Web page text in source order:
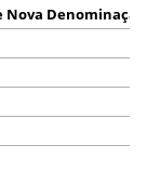
Nova Denominação